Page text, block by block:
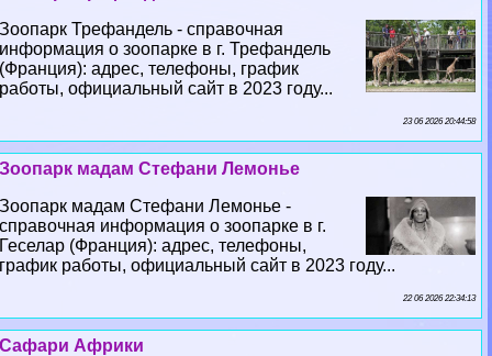
Зоопарк Трефандель - справочная
информация о зоопарке в г. Трефандель
(Франция): адрес, телефоны, график
работы, официальный сайт в 2023 году...
23 06 2026 20:44:58
Зоопарк мадам Стефани Лемонье
Зоопарк мадам Стефани Лемонье -
справочная информация о зоопарке в г.
Геселар (Франция): адрес, телефоны,
график работы, официальный сайт в 2023 году...
22 06 2026 22:34:13
Сафари Африки